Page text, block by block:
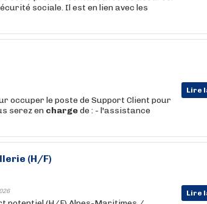
sociale. Il est en lien avec les
Lire
occuper le poste de Support Client pour
serez en chargede : - l'assistance
(H/F)
Lire